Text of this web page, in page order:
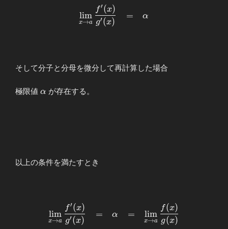
\begin{array}
{llllll}
(x)}{g^{\prime}
(x)}&=&α
x→a
lim
g′(x)
f′(x)
= α
そして分子と分母を微分して再計算した場合
極限値 α
α が存在する。
以上の条件を満たすとき
\begin{array}{llllll}
\displaystyle \lim_{x\to
x→a
lim
g′(x)
f′(x)
= α =
x→a
lim
g(x)
f(x)